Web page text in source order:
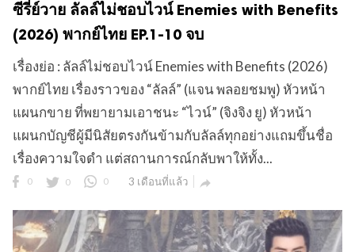
ซีรี่ย์วาย ลัลล์ไม่ชอบไวน์ Enemies with Benefits
(2026) พากย์ไทย EP.1-10 จบ
เรื่องย่อ : ลัลล์ไม่ชอบไวน์ Enemies with Benefits (2026)
พากย์ไทย เรื่องราวของ “ลัลล์” (แจน พลอยชมพู) หัวหน้า
แผนกขาย ที่พยายามเอาชนะ “ไวน์” (จิงจิง ยู) หัวหน้า
แผนกบัญชีผู้มีนิสัยตรงกันข้ามกับลัลล์ทุกอย่างแถมขึ้นชื่อ
เรื่องความใจดำ แต่สถานการณ์กลับพาให้ทั้ง...
0 0 0 3 เดือนที่แล้ว 